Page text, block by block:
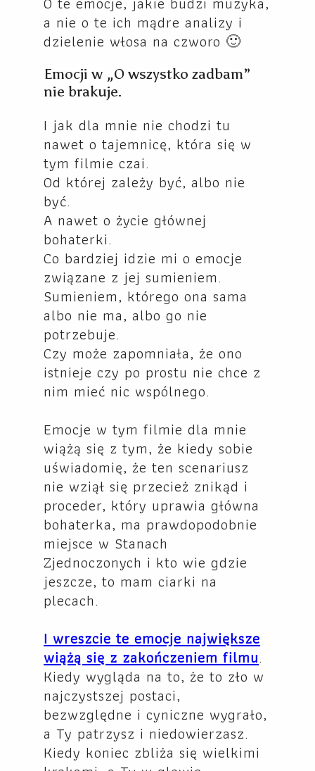
a nie o te ich mądre analizy i
dzielenie włosa na czworo 🙂
Emocji w „O wszystko zadbam”
nie brakuje.
I jak dla mnie nie chodzi tu
nawet o tajemnicę, która się w
tym filmie czai.
Od której zależy być, albo nie
być.
A nawet o życie głównej
bohaterki.
Co bardziej idzie mi o emocje
związane z jej sumieniem.
Sumieniem, którego ona sama
albo nie ma, albo go nie
potrzebuje.
Czy może zapomniała, że ono
istnieje czy po prostu nie chce z
nim mieć nic wspólnego.
Emocje w tym filmie dla mnie
wiążą się z tym, że kiedy sobie
uświadomię, że ten scenariusz
nie wziął się przecież znikąd i
proceder, który uprawia główna
bohaterka, ma prawdopodobnie
miejsce w Stanach
Zjednoczonych i kto wie gdzie
jeszcze, to mam ciarki na
plecach.
I wreszcie te emocje największe
wiążą się z zakończeniem filmu.
Kiedy wygląda na to, że to zło w
najczystszej postaci,
bezwzględne i cyniczne wygrało,
a Ty patrzysz i niedowierzasz.
Kiedy koniec zbliża się wielkimi